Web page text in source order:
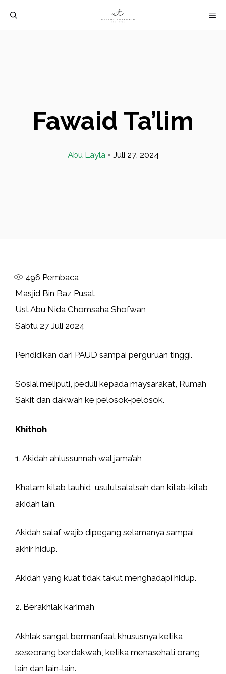
Fawaid Ta’lim
Abu Layla • Juli 27, 2024
496 Pembaca
Masjid Bin Baz Pusat
Ust Abu Nida Chomsaha Shofwan
Sabtu 27 Juli 2024
Pendidikan dari PAUD sampai perguruan tinggi.
Sosial meliputi, peduli kepada maysarakat, Rumah
Sakit dan dakwah ke pelosok-pelosok.
Khithoh
1. Akidah ahlussunnah wal jama’ah
Khatam kitab tauhid, usulutsalatsah dan kitab-kitab
akidah lain.
Akidah salaf wajib dipegang selamanya sampai
akhir hidup.
Akidah yang kuat tidak takut menghadapi hidup.
2. Berakhlak karimah
Akhlak sangat bermanfaat khususnya ketika
seseorang berdakwah, ketika menasehati orang
lain dan lain-lain.